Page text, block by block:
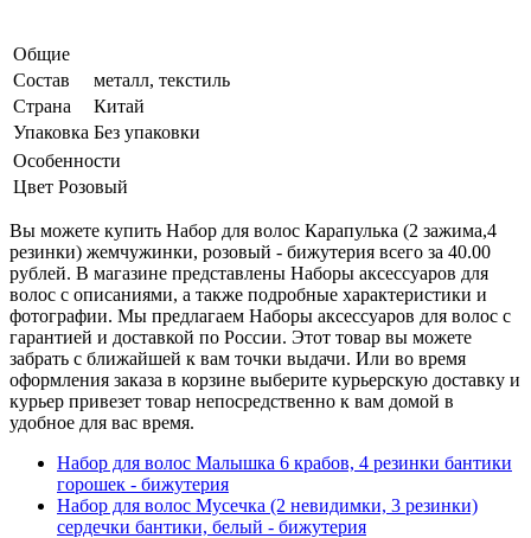
Общие
Состав
металл, текстиль
Страна
Китай
Упаковка Без упаковки
Особенности
Цвет Розовый
Вы можете купить Набор для волос Карапулька (2 зажима,4
резинки) жемчужинки, розовый - бижутерия всего за 40.00
рублей. В магазине представлены Наборы аксессуаров для
волос с описаниями, а также подробные характеристики и
фотографии. Мы предлагаем Наборы аксессуаров для волос с
гарантией и доставкой по России. Этот товар вы можете
забрать с ближайшей к вам точки выдачи. Или во время
оформления заказа в корзине выберите курьерскую доставку и
курьер привезет товар непосредственно к вам домой в
удобное для вас время.
Набор для волос Малышка 6 крабов, 4 резинки бантики
горошек - бижутерия
Набор для волос Мусечка (2 невидимки, 3 резинки)
сердечки бантики, белый - бижутерия